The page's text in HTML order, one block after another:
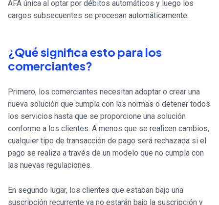
AFA única al optar por débitos automáticos y luego los
cargos subsecuentes se procesan automáticamente.
¿Qué significa esto para los
comerciantes?
Primero, los comerciantes necesitan adoptar o crear una
nueva solución que cumpla con las normas o detener todos
los servicios hasta que se proporcione una solución
conforme a los clientes. A menos que se realicen cambios,
cualquier tipo de transacción de pago será rechazada si el
pago se realiza a través de un modelo que no cumpla con
las nuevas regulaciones.
En segundo lugar, los clientes que estaban bajo una
suscripción recurrente ya no estarán bajo la suscripción y